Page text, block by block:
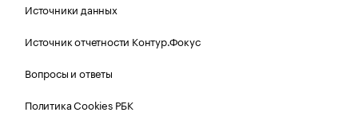
Источники данных
Источник отчетности Контур.Фокус
Вопросы и ответы
Политика Cookies РБК